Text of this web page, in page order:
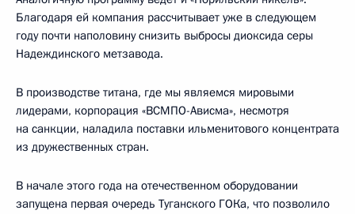
Благодаря ей компания рассчитывает уже в следующем
году почти наполовину снизить выбросы диоксида серы
Надеждинского метзавода.
В производстве титана, где мы являемся мировыми
лидерами, корпорация «ВСМПО-Ависма», несмотря
на санкции, наладила поставки ильменитового концентрата
из дружественных стран.
В начале этого года на отечественном оборудовании
запущена первая очередь Туганского ГОКа, что позволило